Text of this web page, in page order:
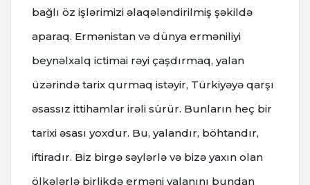
bağlı öz işlərimizi əlaqələndirilmiş şəkildə
aparaq. Ermənistan və dünya erməniliyi
beynəlxalq ictimai rəyi çaşdırmaq, yalan
üzərində tarix qurmaq istəyir, Türkiyəyə qarşı
əsassız ittihamlar irəli sürür. Bunların heç bir
tarixi əsası yoxdur. Bu, yalandır, böhtandır,
iftiradır. Biz birgə səylərlə və bizə yaxın olan
ölkələrlə birlikdə erməni yalanını bundan